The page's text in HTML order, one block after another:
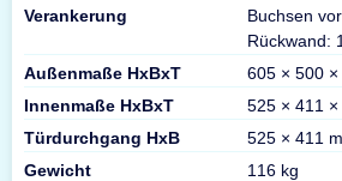
Verankerung
Buchsen
Rückwand: 1
Außenmaße HxBxT
605 × 500
Innenmaße HxBxT
525 × 411
Türdurchgang HxB
525 × 411
Gewicht
116 kg